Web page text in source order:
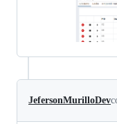
JefersonMurilloDev